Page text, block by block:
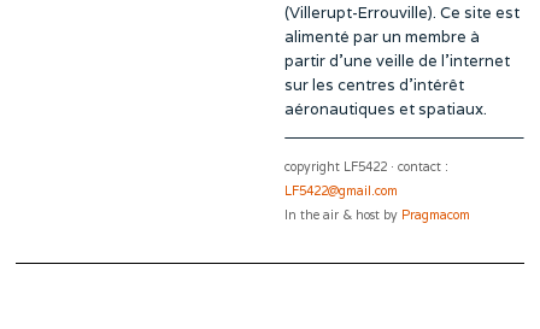
(Villerupt-Errouville). Ce site est
alimenté par un membre à
partir d’une veille de l’internet
sur les centres d’intérêt
aéronautiques et spatiaux.
copyright LF5422 · contact :
LF5422@gmail.com
In the air & host by Pragmacom